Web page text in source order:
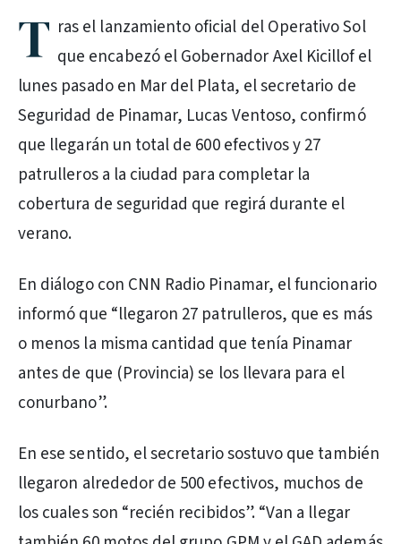
T ras el lanzamiento oficial del Operativo Sol
que encabezó el Gobernador Axel Kicillof el
lunes pasado en Mar del Plata, el secretario de
Seguridad de Pinamar, Lucas Ventoso, confirmó
que llegarán un total de 600 efectivos y 27
patrulleros a la ciudad para completar la
cobertura de seguridad que regirá durante el
verano.
En diálogo con CNN Radio Pinamar, el funcionario
informó que “llegaron 27 patrulleros, que es más
o menos la misma cantidad que tenía Pinamar
antes de que (Provincia) se los llevara para el
conurbano”.
En ese sentido, el secretario sostuvo que también
llegaron alrededor de 500 efectivos, muchos de
los cuales son “recién recibidos”. “Van a llegar